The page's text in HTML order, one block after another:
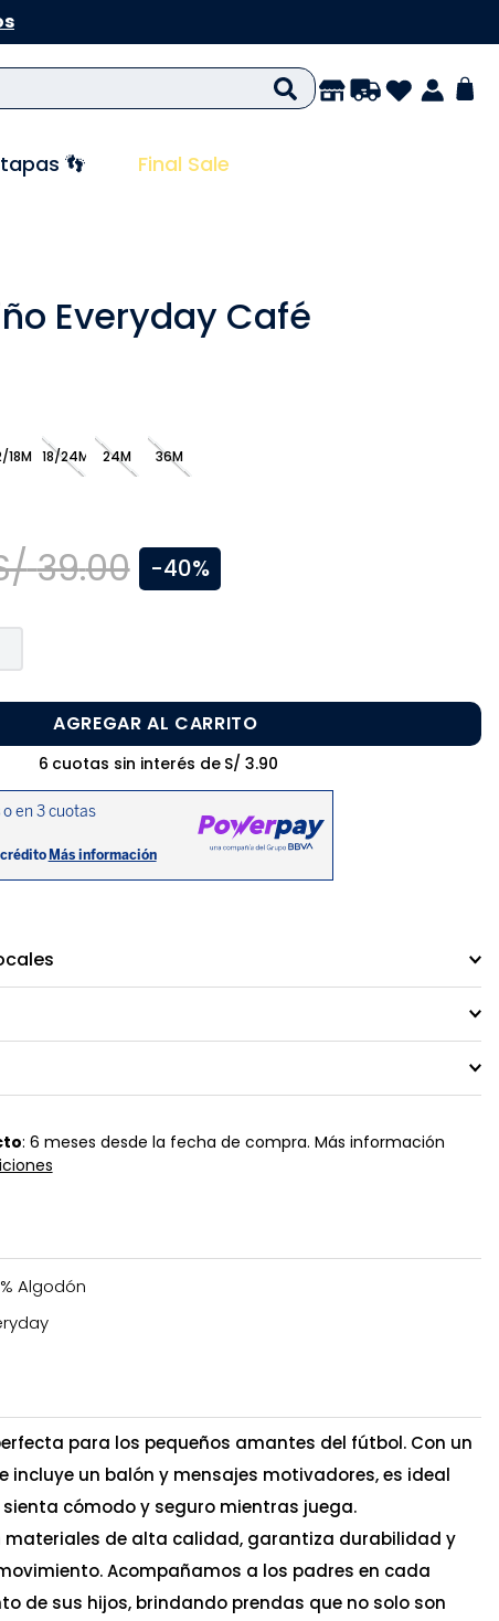
👣 Final Sale
Everyday Café
18M 18/24M 24M 36M
39.00 -40%
AGREGAR AL CARRITO
6 cuotas sin interés de S/ 3.90
: 6 meses desde la fecha de compra. Más información
Algodón
para los pequeños amantes del fútbol. Con un
incluye un balón y mensajes motivadores, es ideal
cómodo y seguro mientras juega.
materiales de alta calidad, garantiza durabilidad y
Acompañamos a los padres en cada
de sus hijos, brindando prendas que no solo son